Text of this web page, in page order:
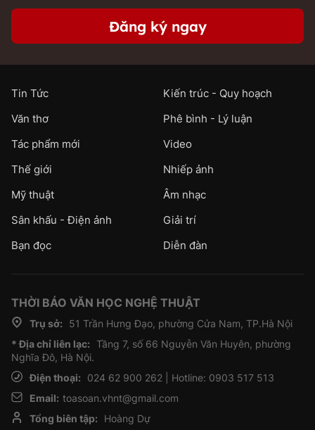
Đăng ký ngay
Tin Tức
Kiến trúc - Quy hoạch
Văn thơ
Phê bình - Lý luận
Tác phẩm mới
Video
Thế giới
Nhiếp ảnh
Mỹ thuật
Âm nhạc
Sân khấu - Điện ảnh
Giải trí
Bạn đọc
Diễn đàn
THỜI BÁO VĂN HỌC NGHỆ THUẬT
Trụ sở:
51 Trần Hưng Đạo, phường Cửa Nam, TP.Hà Nội
* Địa chỉ liên lạc: Tầng 7, số 66 Nguyễn Văn Huyên, phường
Nghĩa Đô, Hà Nội.
Điện thoại:
024 62 900 262 | Hotline: 0903 517 513
Email: toasoan.vhnt@gmail.com
Tổng biên tập:
Hoàng Dự